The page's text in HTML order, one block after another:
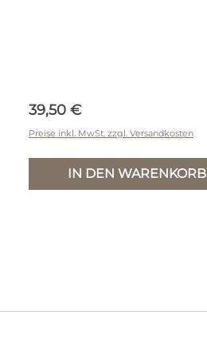
Regulärer Preis:
39,50 €
Preise inkl. MwSt. zzgl. Versandkosten
IN DEN WARENKORB